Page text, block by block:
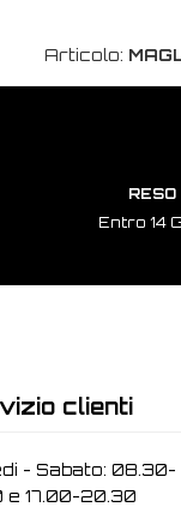
Articolo:
Entro 14
clienti
- Sabato: 08.30-
e 17.00-20.30